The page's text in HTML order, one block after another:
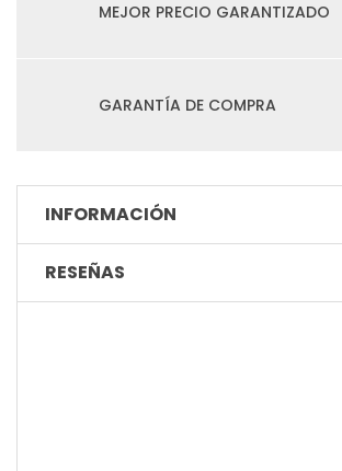
MEJOR PRECIO GARANTIZADO
GARANTÍA DE COMPRA
INFORMACIÓN
RESEÑAS